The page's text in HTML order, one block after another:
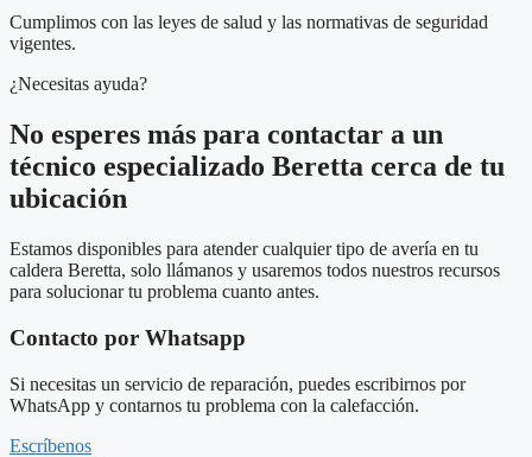
Cumplimos con las leyes de salud y las normativas de seguridad
vigentes.
¿Necesitas ayuda?
No esperes más para contactar a un
técnico especializado Beretta cerca de tu
ubicación
Estamos disponibles para atender cualquier tipo de avería en tu
caldera Beretta, solo llámanos y usaremos todos nuestros recursos
para solucionar tu problema cuanto antes.
Contacto por Whatsapp
Si necesitas un servicio de reparación, puedes escribirnos por
WhatsApp y contarnos tu problema con la calefacción.
Escríbenos